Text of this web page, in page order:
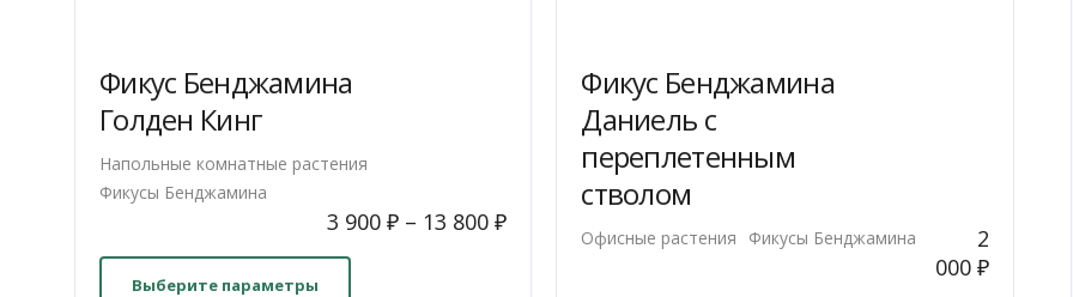
Фикус Бенджамина
Голден Кинг
Напольные комнатные растения
Фикусы Бенджамина
3 900₽ – 13 800₽
Выберите параметры
Фикус Бенджамина
Даниель с
переплетенным
стволом
Офисные растения Фикусы Бенджамина
2
000 ₽